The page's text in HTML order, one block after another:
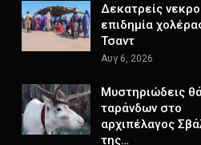
Δεκατρείς
επιδημία
Τσαντ
Αυγ 6, 2026
Μυστηριώδεις
ταράνδων στο
αρχιπέλαγος
της…